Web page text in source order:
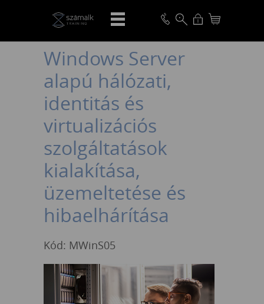
VISSZA
Windows Server
alapú hálózati,
identitás és
virtualizációs
szolgáltatások
kialakítása,
üzemeltetése és
hibaelhárítása
Kód: MWinS05